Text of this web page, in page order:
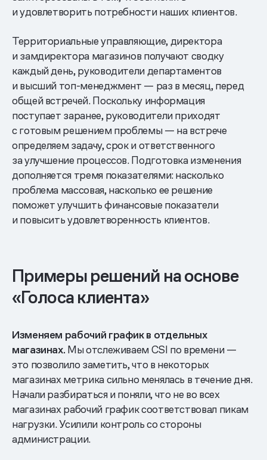
и удовлетворить потребности наших клиентов.
Территориальные управляющие, директора
и замдиректора магазинов получают сводку
каждый день, руководители департаментов
и высший топ-менеджмент — раз в месяц, перед
общей встречей. Поскольку информация
поступает заранее, руководители приходят
с готовым решением проблемы — на встрече
определяем задачу, срок и ответственного
за улучшение процессов. Подготовка изменения
дополняется тремя показателями: насколько
проблема массовая, насколько ее решение
поможет улучшить финансовые показатели
и повысить удовлетворенность клиентов.
Примеры решений на основе
«Голоса клиента»
Изменяем рабочий график в отдельных
магазинах. Мы отслеживаем CSI по времени —
это позволило заметить, что в некоторых
магазинах метрика сильно менялась в течение дня.
Начали разбираться и поняли, что не во всех
магазинах рабочий график соответствовал пикам
нагрузки. Усилили контроль со стороны
администрации.